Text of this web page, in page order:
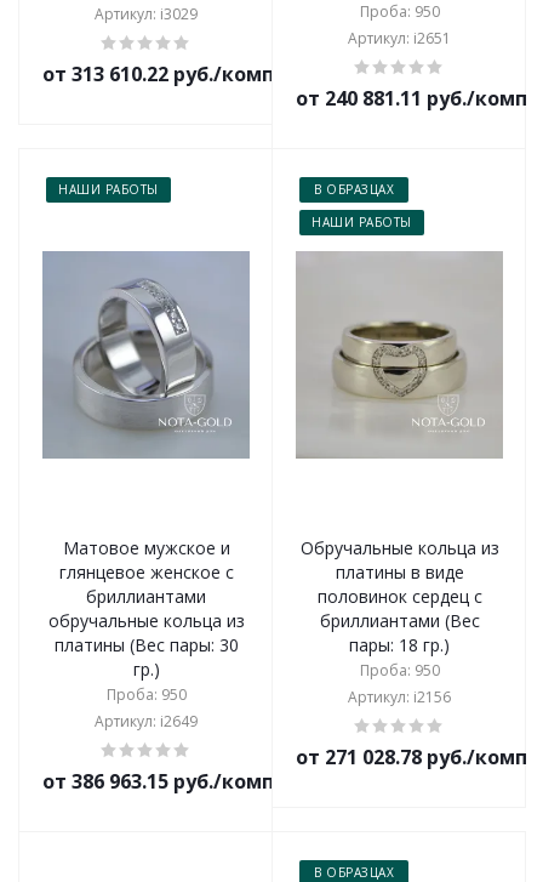
Артикул: i3029
от 313 610.22 руб./комплект
Проба: 950
Артикул: i2651
от 240 881.11 руб./
НАШИ РАБОТЫ
Матовое мужское и
глянцевое женское с
бриллиантами
обручальные кольца из
платины (Вес пары: 30
гр.)
Проба: 950
Артикул: i2649
от 386 963.15 руб./комплект
В ОБРАЗЦАХ
НАШИ РАБОТЫ
Обручальные кольца из
платины в виде
половинок сердец с
бриллиантами (Вес
пары: 18 гр.)
Проба: 950
Артикул: i2156
от 271 028.78 руб./
В ОБРАЗЦАХ